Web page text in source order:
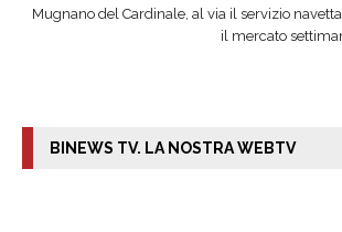
Mugnano del Cardinale, al via il servizio
il mercato
BINEWS TV. LA NOSTRA WEBTV